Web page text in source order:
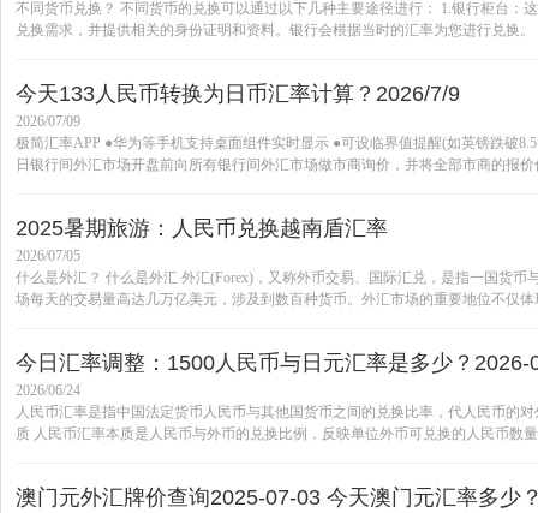
不同货币兑换？ 不同货币的兑换可以通过以下几种主要途径进行： 1.银行柜台：
兑换需求，并提供相关的身份证明和资料。银行会根据当时的汇率为您进行兑换
今天133人民币转换为日币汇率计算？2026/7/9
2026/07/09
极简汇率APP ●华为等手机支持桌面组件实时显示 ●可设临界值提醒(如英镑跌破
日银行间外汇市场开盘前向所有银行间外汇市场做市商询价，并将全部市商的报
2025暑期旅游：人民币兑换越南盾汇率
2026/07/05
什么是外汇？ 什么是外汇 外汇(Forex)，又称外币交易、国际汇兑，是指一国货
场每天的交易量高达几万亿美元，涉及到数百种货币。外汇市场的重要地位不仅
今日汇率调整：1500人民币与日元汇率是多少？2026-
2026/06/24
人民币汇率是指中国法定货币人民币与其他国货币之间的兑换比率，代人民币的
质 人民币汇率本质是人民币与外币的兑换比例，反映单位外币可兑换的人民币数
澳门元外汇牌价查询2025-07-03 今天澳门元汇率多少